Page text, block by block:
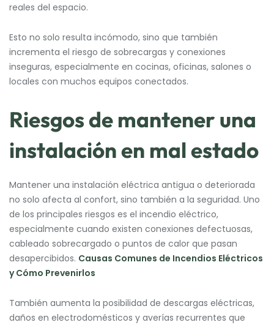
reales del espacio.
Esto no solo resulta incómodo, sino que también
incrementa el riesgo de sobrecargas y conexiones
inseguras, especialmente en cocinas, oficinas, salones o
locales con muchos equipos conectados.
Riesgos de mantener una
instalación en mal estado
Mantener una instalación eléctrica antigua o deteriorada
no solo afecta al confort, sino también a la seguridad. Uno
de los principales riesgos es el incendio eléctrico,
especialmente cuando existen conexiones defectuosas,
cableado sobrecargado o puntos de calor que pasan
desapercibidos. Causas Comunes de Incendios Eléctricos
y Cómo Prevenirlos
También aumenta la posibilidad de descargas eléctricas,
daños en electrodomésticos y averías recurrentes que